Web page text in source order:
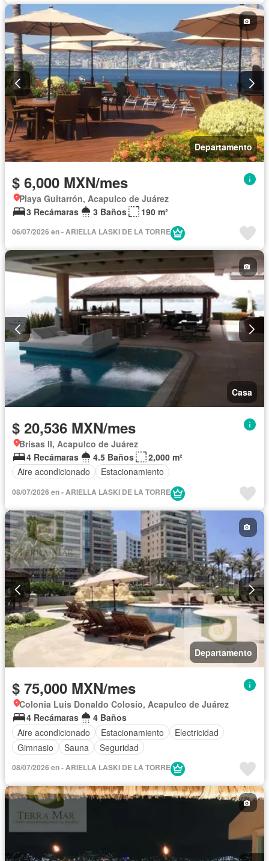
Departamento
$ 6,000 MXN/mes
Playa Guitarrón, Acapulco de Juárez
3 Recámaras
3 Baños 190 m²
06/07/2026 en - ARIELLA LASKI DE LA TORRE
Casa
$ 20,536 MXN/mes
Brisas II, Acapulco de Juárez
4 Recámaras
4.5 Baños
2,000 m²
Aire acondicionado
Estacionamiento
08/07/2026 en - ARIELLA LASKI DE LA TORRE
Departamento
$ 75,000 MXN/mes
Colonia Luis Donaldo Colosio, Acapulco de Juárez
4 Recámaras
4 Baños
Aire acondicionado
Estacionamiento
Electricidad
Gimnasio
Sauna Seguridad
08/07/2026 en - ARIELLA LASKI DE LA TORRE